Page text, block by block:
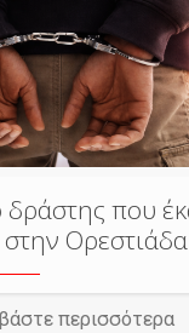
που
στην Ορεστιάδα
περισσότερα